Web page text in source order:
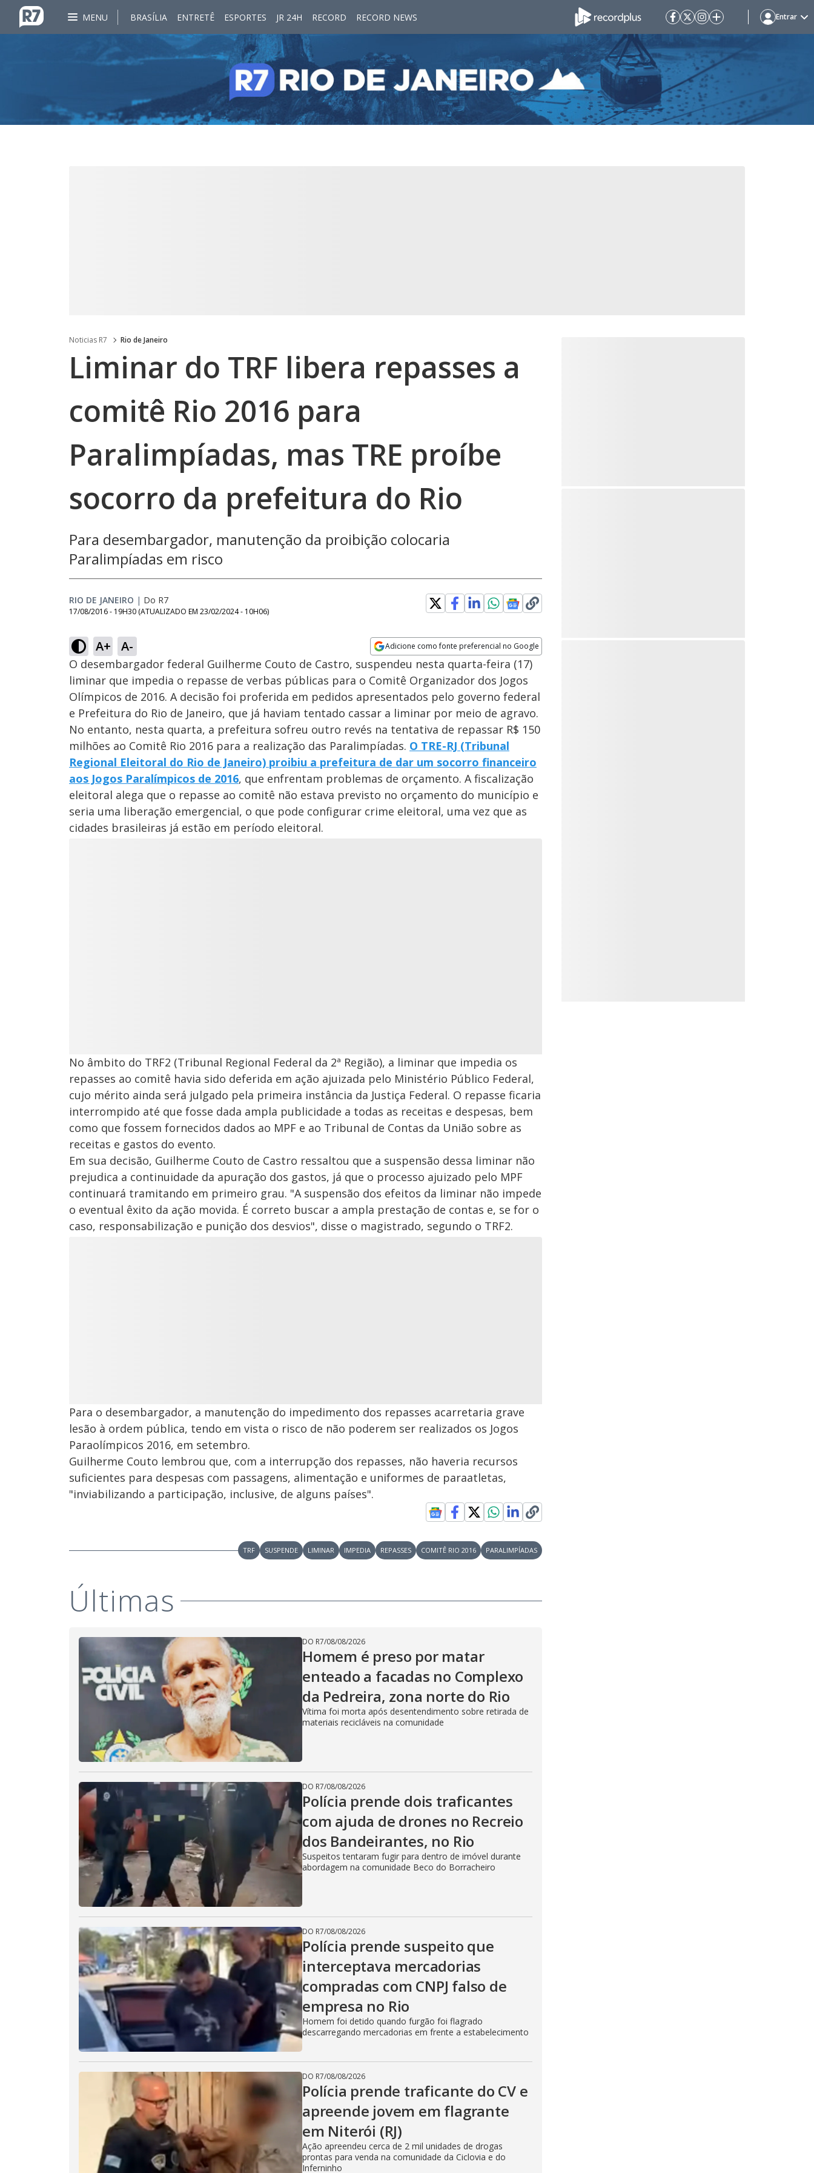
MENU BRASÍLIA ENTRETÊ ESPORTES JR 24H RECORD RECORD NEWS Entrar
Noticias R7 Rio de Janeiro
Liminar do TRF libera repasses a
comitê Rio 2016 para
Paralimpíadas, mas TRE proíbe
socorro da prefeitura do Rio
Para desembargador, manutenção da proibição colocaria
Paralimpíadas em risco
RIO DE JANEIRO | Do R7
17/08/2016 - 19H30 (ATUALIZADO EM 23/02/2024 - 10H06)
A+ A- Adicione como fonte preferencial no Google
Opens in new window
O desembargador federal Guilherme Couto de Castro, suspendeu nesta quarta-feira (17)
liminar que impedia o repasse de verbas públicas para o Comitê Organizador dos Jogos
Olímpicos de 2016. A decisão foi proferida em pedidos apresentados pelo governo federal
e Prefeitura do Rio de Janeiro, que já haviam tentado cassar a liminar por meio de agravo.
No entanto, nesta quarta, a prefeitura sofreu outro revés na tentativa de repassar R$ 150
milhões ao Comitê Rio 2016 para a realização das Paralimpíadas. O TRE-RJ (Tribunal
Regional Eleitoral do Rio de Janeiro) proibiu a prefeitura de dar um socorro financeiro
aos Jogos Paralímpicos de 2016, que enfrentam problemas de orçamento. A fiscalização
eleitoral alega que o repasse ao comitê não estava previsto no orçamento do município e
seria uma liberação emergencial, o que pode configurar crime eleitoral, uma vez que as
cidades brasileiras já estão em período eleitoral.
No âmbito do TRF2 (Tribunal Regional Federal da 2ª Região), a liminar que impedia os
repasses ao comitê havia sido deferida em ação ajuizada pelo Ministério Público Federal,
cujo mérito ainda será julgado pela primeira instância da Justiça Federal. O repasse ficaria
interrompido até que fosse dada ampla publicidade a todas as receitas e despesas, bem
como que fossem fornecidos dados ao MPF e ao Tribunal de Contas da União sobre as
receitas e gastos do evento.
Em sua decisão, Guilherme Couto de Castro ressaltou que a suspensão dessa liminar não
prejudica a continuidade da apuração dos gastos, já que o processo ajuizado pelo MPF
continuará tramitando em primeiro grau. "A suspensão dos efeitos da liminar não impede
o eventual êxito da ação movida. É correto buscar a ampla prestação de contas e, se for o
caso, responsabilização e punição dos desvios", disse o magistrado, segundo o TRF2.
Para o desembargador, a manutenção do impedimento dos repasses acarretaria grave
lesão à ordem pública, tendo em vista o risco de não poderem ser realizados os Jogos
Paraolímpicos 2016, em setembro.
Guilherme Couto lembrou que, com a interrupção dos repasses, não haveria recursos
suficientes para despesas com passagens, alimentação e uniformes de paraatletas,
"inviabilizando a participação, inclusive, de alguns países".
TRF SUSPENDE LIMINAR IMPEDIA REPASSES COMITÊ RIO 2016 PARALIMPÍADAS
Últimas
DO R7/08/08/2026
Homem é preso por matar
enteado a facadas no Complexo
da Pedreira, zona norte do Rio
Vítima foi morta após desentendimento sobre retirada de
materiais recicláveis na comunidade
DO R7/08/08/2026
Polícia prende dois traficantes
com ajuda de drones no Recreio
dos Bandeirantes, no Rio
Suspeitos tentaram fugir para dentro de imóvel durante
abordagem na comunidade Beco do Borracheiro
DO R7/08/08/2026
Polícia prende suspeito que
interceptava mercadorias
compradas com CNPJ falso de
empresa no Rio
Homem foi detido quando furgão foi flagrado
descarregando mercadorias em frente a estabelecimento
DO R7/08/08/2026
Polícia prende traficante do CV e
apreende jovem em flagrante
em Niterói (RJ)
Ação apreendeu cerca de 2 mil unidades de drogas
prontas para venda na comunidade da Ciclovia e do
Inferninho